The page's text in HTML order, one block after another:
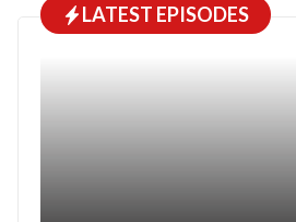
LATEST EPISODES